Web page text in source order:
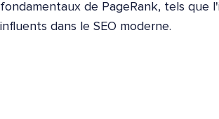
fondamentaux de PageRank, tels que
influents dans le SEO moderne.